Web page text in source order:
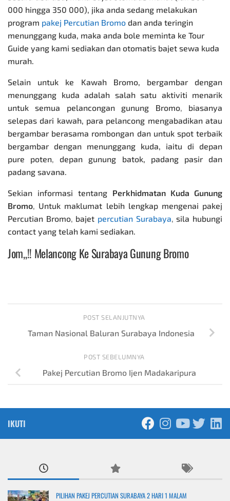
000 hingga 350 000), jika anda sedang melakukan
program pakej Percutian Bromo dan anda teringin
menunggang kuda, maka anda bole meminta ke Tour
Guide yang kami sediakan dan otomatis bajet sewa kuda
murah.
Selain untuk ke Kawah Bromo, bergambar dengan
menunggang kuda adalah salah satu aktiviti menarik
untuk semua
pelancongan gunung Bromo, biasanya
selepas dari kawah, para pelancong mengabadikan atau
bergambar berasama rombongan dan untuk spot terbaik
bergambar dengan menunggang kuda, iaitu di depan
pure poten,depan gunung batok, padang pasir dan
padang savana.
Sekian informasi tentang Perkhidmatan Kuda Gunung
Bromo, Untuk maklumat lebih lengkap mengenai pakej
Percutian Bromo, bajet percutian Surabaya,sila hubungi
contact yang telah kami sediakan.
Jom,,!! Melancong Ke Surabaya Gunung Bromo
POST SELANJUTNYA
Taman Nasional Baluran Surabaya Indonesia
POST SEBELUMNYA
Pakej Percutian Bromo Ijen Madakaripura
IKUTI
PILIHAN PAKEJ PERCUTIAN SURABAYA 2 HARI 1 MALAM